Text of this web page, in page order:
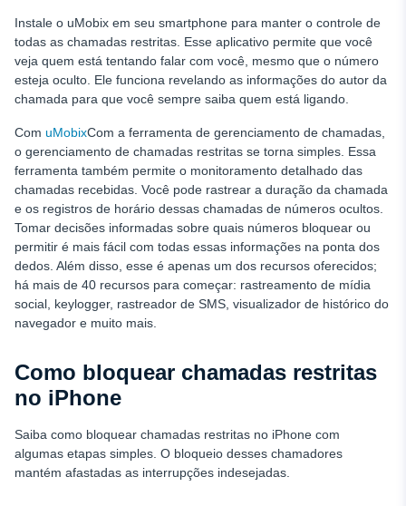
Instale o uMobix em seu smartphone para manter o controle de
todas as chamadas restritas. Esse aplicativo permite que você
veja quem está tentando falar com você, mesmo que o número
esteja oculto. Ele funciona revelando as informações do autor da
chamada para que você sempre saiba quem está ligando.
Com uMobixCom a ferramenta de gerenciamento de chamadas,
o gerenciamento de chamadas restritas se torna simples. Essa
ferramenta também permite o monitoramento detalhado das
chamadas recebidas. Você pode rastrear a duração da chamada
e os registros de horário dessas chamadas de números ocultos.
Tomar decisões informadas sobre quais números bloquear ou
permitir é mais fácil com todas essas informações na ponta dos
dedos. Além disso, esse é apenas um dos recursos oferecidos;
há mais de 40 recursos para começar: rastreamento de mídia
social, keylogger, rastreador de SMS, visualizador de histórico do
navegador e muito mais.
Como bloquear chamadas restritas
no iPhone
Saiba como bloquear chamadas restritas no iPhone com
algumas etapas simples. O bloqueio desses chamadores
mantém afastadas as interrupções indesejadas.